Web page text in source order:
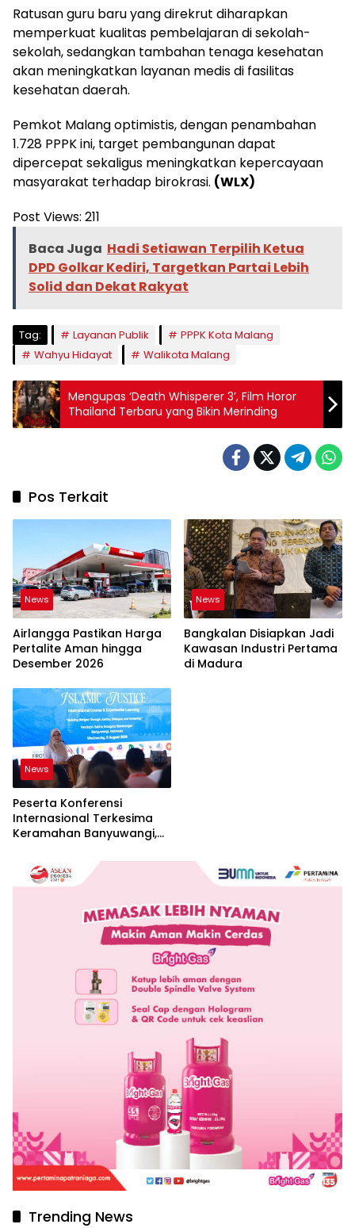
Ratusan guru baru yang direkrut diharapkan
memperkuat kualitas pembelajaran di sekolah-
sekolah, sedangkan tambahan tenaga kesehatan
akan meningkatkan layanan medis di fasilitas
kesehatan daerah.
Pemkot Malang optimistis, dengan penambahan
1.728 PPPK ini, target pembangunan dapat
dipercepat sekaligus meningkatkan kepercayaan
masyarakat terhadap birokrasi. (WLX)
Post Views: 211
Baca Juga Hadi Setiawan Terpilih Ketua
DPD Golkar Kediri, Targetkan Partai Lebih
Solid dan Dekat Rakyat
Tag: Layanan Publik
PPPK Kota Malang
Wahyu Hidayat
Walikota Malang
Mengupas ‘Death Whisperer 3’, Film Horor
Thailand Terbaru yang Bikin Merinding
Pos Terkait
News
Airlangga Pastikan Harga
Pertalite Aman hingga
Desember 2026
News
Bangkalan Disiapkan Jadi
Kawasan Industri Pertama
di Madura
News
Peserta Konferensi
Internasional Terkesima
Keramahan Banyuwangi,
Keislaman
Trending News